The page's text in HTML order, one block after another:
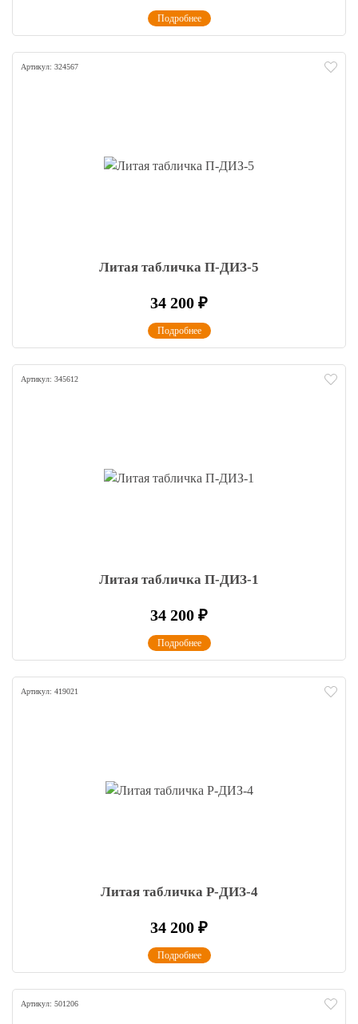
Подробнее
Артикул: 324567
Литая табличка П-ДИЗ-5
34 200 ₽
Подробнее
Артикул: 345612
Литая табличка П-ДИЗ-1
34 200 ₽
Подробнее
Артикул: 419021
Литая табличка Р-ДИЗ-4
34 200 ₽
Подробнее
Артикул: 501206